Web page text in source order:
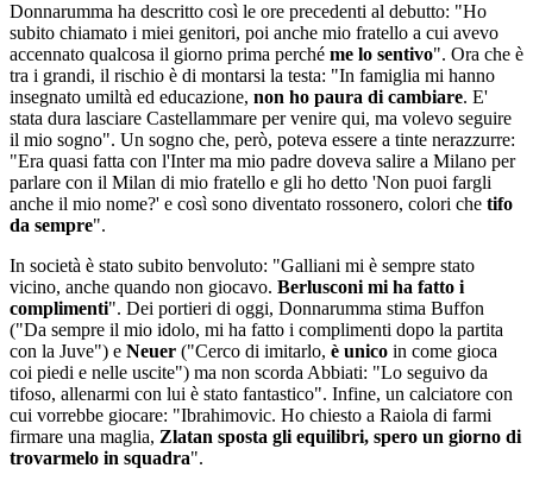
Donnarumma ha descritto così le ore precedenti al debutto: "Ho
subito chiamato i miei genitori, poi anche mio fratello a cui avevo
accennato qualcosa il giorno prima perché me lo sentivo". Ora che è
tra i grandi, il rischio è di montarsi la testa: "In famiglia mi hanno
insegnato umiltà ed educazione, non ho paura di cambiare. E'
stata dura lasciare Castellammare per venire qui, ma volevo seguire
il mio sogno". Un sogno che, però, poteva essere a tinte nerazzurre:
"Era quasi fatta con l'Inter ma mio padre doveva salire a Milano per
parlare con il Milan di mio fratello e gli ho detto 'Non puoi fargli
anche il mio nome?' e così sono diventato rossonero, colori che tifo
da sempre".
In società è stato subito benvoluto: "Galliani mi è sempre stato
vicino, anche quando non giocavo. Berlusconi mi ha fatto i
complimenti". Dei portieri di oggi, Donnarumma stima Buffon
("Da sempre il mio idolo, mi ha fatto i complimenti dopo la partita
con la Juve") e Neuer ("Cerco di imitarlo, è unico in come gioca
coi piedi e nelle uscite") ma non scorda Abbiati: "Lo seguivo da
tifoso, allenarmi con lui è stato fantastico". Infine, un calciatore con
cui vorrebbe giocare: "Ibrahimovic. Ho chiesto a Raiola di farmi
firmare una maglia, Zlatan sposta gli equilibri, spero un giorno di
trovarmelo in squadra".